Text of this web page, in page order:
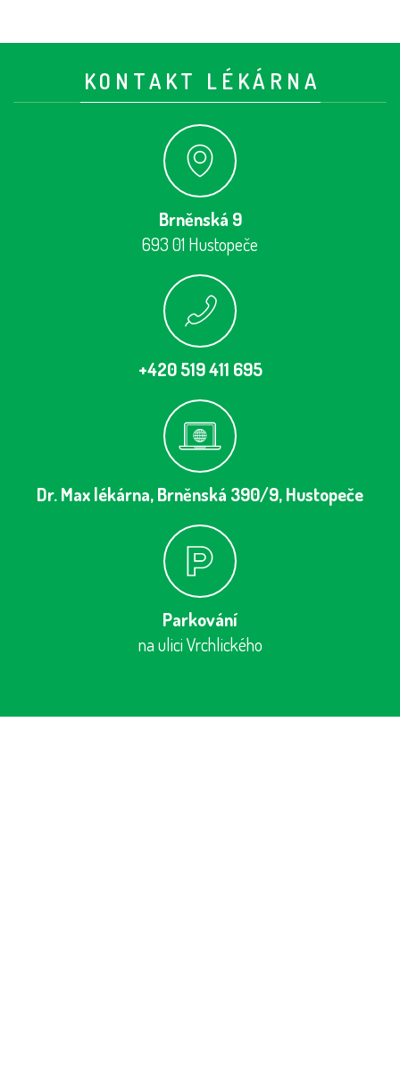
KONTAKT LÉKÁRNA
Brněnská 9
693 01 Hustopeče
+420 519 411 695
Dr. Max lékárna, Brněnská 390/9, Hustopeče
Parkování
na ulici Vrchlického